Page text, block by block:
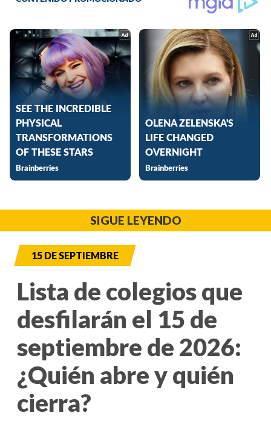
SIGUE LEYENDO
15 DE SEPTIEMBRE
Lista de colegios que
desfilarán el 15 de
septiembre de 2026:
¿Quién abre y quién
cierra?